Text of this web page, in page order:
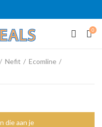
0
Nefit
Ecomline
die aan je